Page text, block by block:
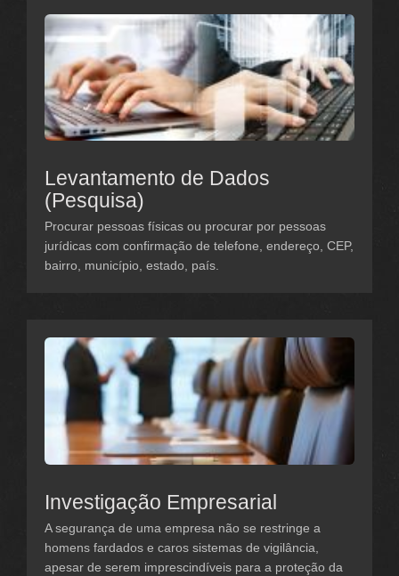
Levantamento de Dados
(Pesquisa)
Procurar pessoas físicas ou procurar por pessoas
jurídicas com confirmação de telefone, endereço, CEP,
bairro, município, estado, país.
Investigação Empresarial
A segurança de uma empresa não se restringe a
homens fardados e caros sistemas de vigilância,
apesar de serem imprescindíveis para a proteção da